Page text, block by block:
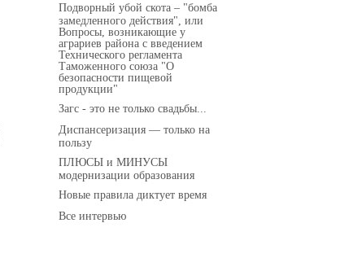
Подворный убой скота – "бомба
замедленного действия", или
Вопросы, возникающие у
аграриев района с введением
Технического регламента
Таможенного союза "О
безопасности пищевой
продукции"
Загс - это не только свадьбы...
Диспансеризация — только на
пользу
ПЛЮСЫ и МИНУСЫ
модернизации образования
Новые правила диктует время
Все интервью